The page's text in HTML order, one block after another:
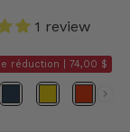
1 review
réduction | 74,00 $